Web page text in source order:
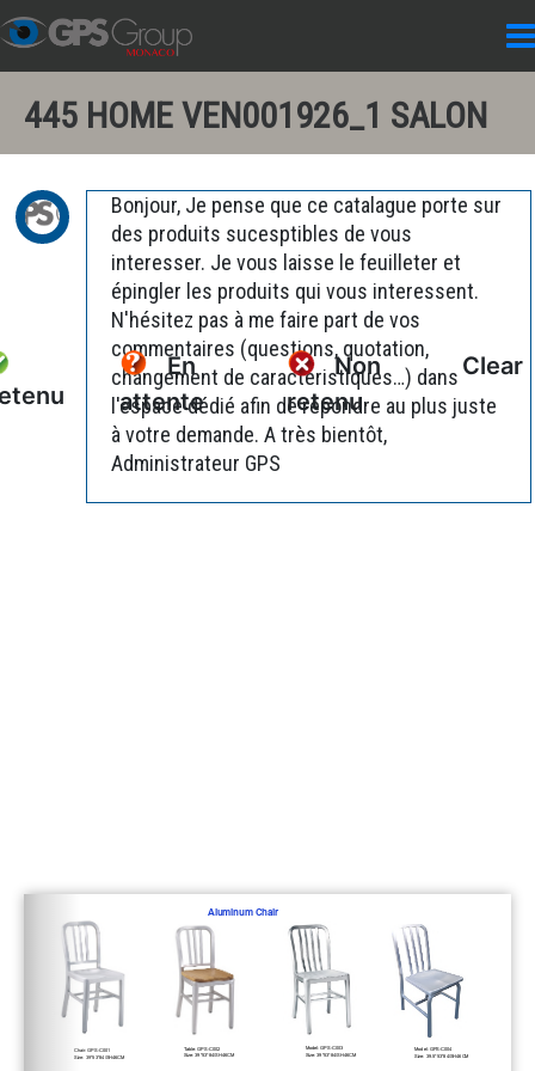
445 HOME VEN001926_1 SALON
En
attente
Non
retenu
Clear
Bonjour, Je pense que ce catalague porte sur
des produits sucesptibles de vous
interesser. Je vous laisse le feuilleter et
épingler les produits qui vous interessent.
N'hésitez pas à me faire part de vos
commentaires (questions, quotation,
changement de caractéristiques…) dans
l'espace dédié afin de répondre au plus juste
à votre demande. A très bientôt,
Administrateur GPS